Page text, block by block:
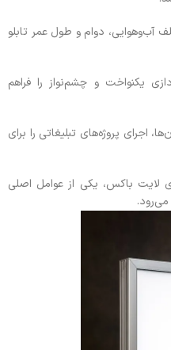
آب‌وهوایی، دوام و طول عمر تابلو
یکنواخت و چشم‌نواز را فراهم
اجرای پروژه‌های تبلیغاتی را برای
لایت باکس، یکی از عوامل اصلی